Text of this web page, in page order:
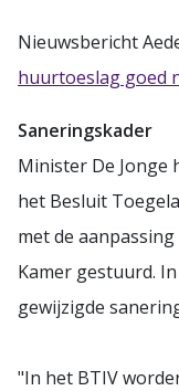
Nieuwsbericht
huurtoeslag goed
Saneringskader
Minister De Jonge
het Besluit
met de
Kamer gestuurd.
gewijzigde
"In het BTIV